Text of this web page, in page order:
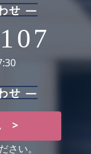
せ ―
せ ―
>
さい。